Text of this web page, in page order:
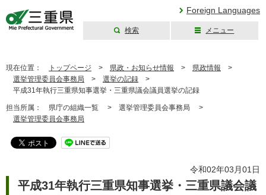
Foreign Languages
検索 メニュー
現在位置： トップページ > 県政・お知らせ情報 > 県政情報 >
選挙管理委員会事務局 > 選挙の記録 >
平成31年執行三重県知事選挙・三重県議会議員選挙の記録
担当所属： 県庁の組織一覧 > 選挙管理委員会事務局 >
選挙管理委員会事務局
令和02年03月01日
平成31年執行三重県知事選挙・三重県議会議